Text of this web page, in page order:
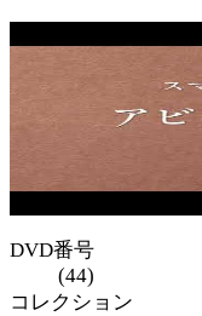
DVD番号
(44)
コレクション